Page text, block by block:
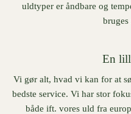
uldtyper er åndbare og
bruges
En
Vi gør alt, hvad vi kan for at
bedste service. Vi har stor
både ift. vores uld fra